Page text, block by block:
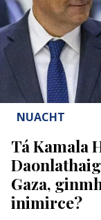
NUACHT
Tá Kamala
Gaza,
inimirce?